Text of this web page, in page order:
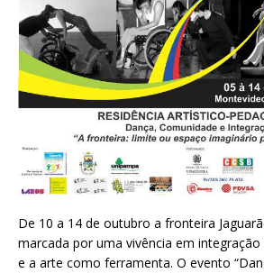
De 10 a 14 de outubro a fronteira
marcada por uma vivência em
e a arte como ferramenta. O evento